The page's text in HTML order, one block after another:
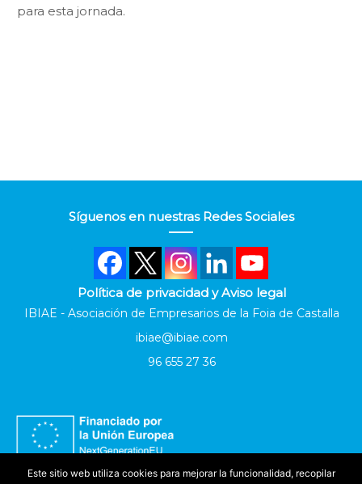
para esta jornada.
Síguenos en nuestras Redes Sociales
Política de privacidad y Aviso legal
IBIAE - Asociación de Empresarios de la Foia de Castalla
ibiae@ibiae.com
96 655 27 36
Este sitio web utiliza cookies para mejorar la funcionalidad, recopilar